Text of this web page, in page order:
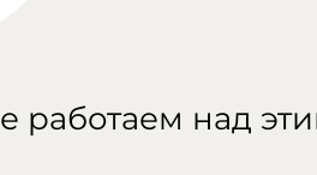
работаем над